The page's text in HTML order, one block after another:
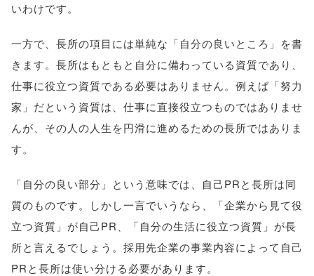
いわけです。
一方で、長所の項目には単純な「自分の良いところ」を書
きます。長所はもともと自分に備わっている資質であり、
仕事に役立つ資質である必要はありません。例えば「努力
家」だという資質は、仕事に直接役立つものではありませ
んが、その人の人生を円滑に進めるための長所ではありま
す。
「自分の良い部分」という意味では、自己PRと長所は同
質のものです。しかし一言でいうなら、「企業から見て役
立つ資質」が自己PR、「自分の生活に役立つ資質」が長
所と言えるでしょう。採用先企業の事業内容によって自己
PRと長所は使い分ける必要があります。